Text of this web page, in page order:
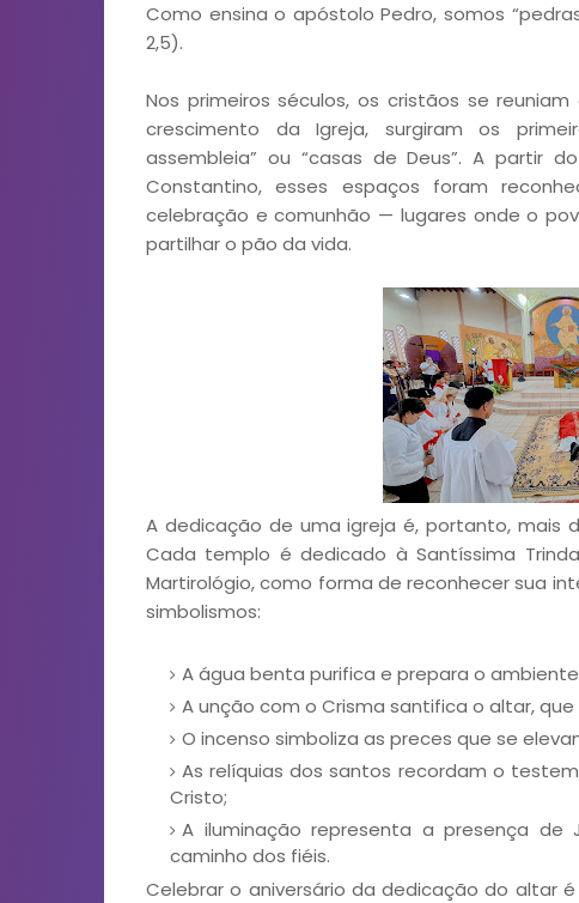
Como ensina o apóstolo Pedro, somos
2,5).
Nos primeiros séculos, os cristãos se
crescimento da Igreja, surgiram os
assembleia” ou “casas de Deus”. A partir
Constantino, esses espaços foram
celebração e comunhão — lugares onde o
partilhar o pão da vida.
A dedicação de uma igreja é, portanto, mais
Cada templo é dedicado à Santíssima
Martirológio, como forma de reconhecer sua
simbolismos:
A água benta purifica e prepara o
A unção com o Crisma santifica o altar,
O incenso simboliza as preces que se
As relíquias dos santos recordam o
Cristo;
A iluminação representa a presença de
caminho dos fiéis.
Celebrar o aniversário da dedicação do altar